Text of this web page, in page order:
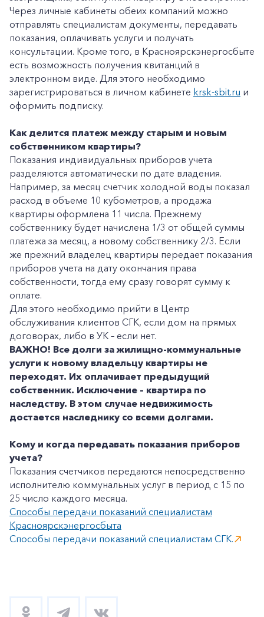
+7-800-700-24-57
Заказать обратный звонок
Частным клиентам
Корпоративным клиентам
Через личные кабинеты обеих компаний можно
отправлять специалистам документы, передавать
показания, оплачивать услуги и получать
консультации. Кроме того, в Красноярскэнергосбыте
есть возможность получения квитанций в
электронном виде. Для этого необходимо
зарегистрироваться в личном кабинете krsk-sbit.ru и
оформить подписку.
Как делится платеж между старым и новым
собственником квартиры?
Показания индивидуальных приборов учета
разделяются автоматически по дате владения.
Например, за месяц счетчик холодной воды показал
расход в объеме 10 кубометров, а продажа
квартиры оформлена 11 числа. Прежнему
собственнику будет начислена 1/3 от общей суммы
платежа за месяц, а новому собственнику 2/3. Если
же прежний владелец квартиры передает показания
приборов учета на дату окончания права
собственности, тогда ему сразу говорят сумму к
оплате.
Для этого необходимо прийти в Центр
обслуживания клиентов СГК, если дом на прямых
договорах, либо в УК – если нет.
ВАЖНО! Все долги за жилищно-коммунальные
услуги к новому владельцу квартиры не
переходят. Их оплачивает предыдущий
собственник. Исключение – квартира по
наследству. В этом случае недвижимость
достается наследнику со всеми долгами.
Кому и когда передавать показания приборов
учета?
Показания счетчиков передаются непосредственно
исполнителю коммунальных услуг в период с 15 по
25 число каждого месяца.
Способы передачи показаний специалистам
Красноярскэнергосбыта
Способы передачи показаний специалистам СГК.